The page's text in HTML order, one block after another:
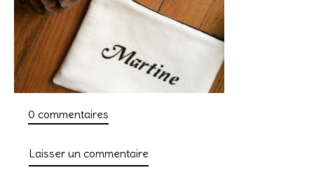
0 commentaires
Laisser un commentaire